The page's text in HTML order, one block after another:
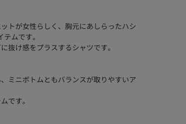
トが女性らしく、胸元にあしらったハシ
ムです。
抜け感をプラスするシャツです。
ミニボトムともバランスが取りやすいア
です。